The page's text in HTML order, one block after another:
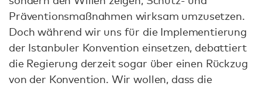
Präventionsmaßnahmen wirksam umzusetzen.
Doch während wir uns für die Implementierung
der Istanbuler Konvention einsetzen, debattiert
die Regierung derzeit sogar über einen Rückzug
von der Konvention. Wir wollen, dass die